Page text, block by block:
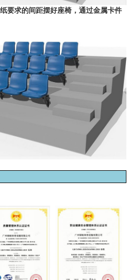
要求的间距摆好座椅，通过金属卡件